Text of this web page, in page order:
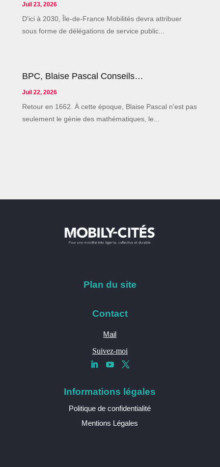
Juil 23, 2026
D'ici à 2030, Île-de-France Mobilités devra attribuer
sous forme de délégations de service public...
BPC, Blaise Pascal Conseils…
Juil 22, 2026
Retour en 1662. À cette époque, Blaise Pascal n'est pas
seulement le génie des mathématiques, le...
Plan du site
Contact
Mail
Suivez-moi
Informations légales
Politique de confidentialité
Mentions Légales